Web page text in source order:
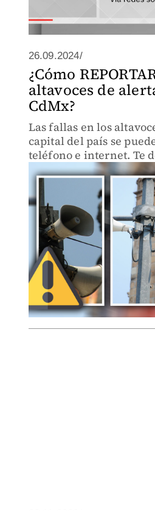
26.09.2024/
¿Cómo
altavoces de
CdMx?
Las fallas en los
capital del país se
teléfono e internet. Te